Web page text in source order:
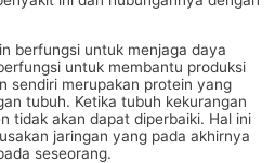
berfungsi untuk menjaga daya
untuk membantu produksi
sendiri merupakan protein yang
tubuh. Ketika tubuh kekurangan
tidak akan dapat diperbaiki. Hal ini
jaringan yang pada akhirnya
seseorang.